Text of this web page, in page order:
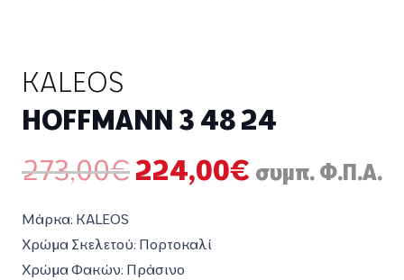
KALEOS
HOFFMANN 3 48 24
273,00€Original
price
273,00€.
224,00€ Η
τρέχουσα
συμπ. Φ.Π.Α.
Μάρκα: KALEOS
Χρώμα Σκελετού: Πορτοκαλί
Χρώμα Φακών: Πράσινο